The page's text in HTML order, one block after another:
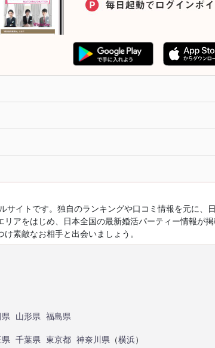
サイトです。独自のランキングや口コミ情報を元に
アをはじめ、日本全国の最新婚活パーティー情報が
素敵なお相手と出会いましょう。
山形県 福島県
千葉県 東京都 神奈川県 （横浜）